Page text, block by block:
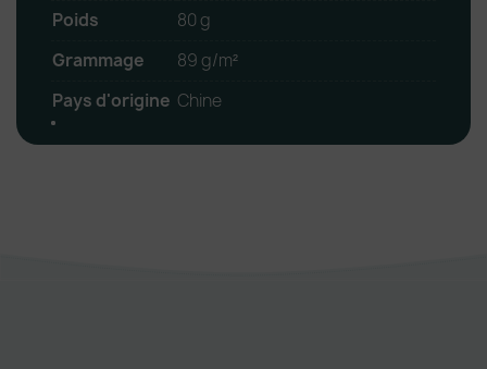
Poids
80 g
Grammage
89 g/m²
Pays d'origine Chine